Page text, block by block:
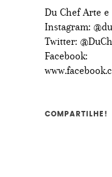
Du Chef Arte
Instagram:
Twitter:
Facebook:
COMPARTILHE!